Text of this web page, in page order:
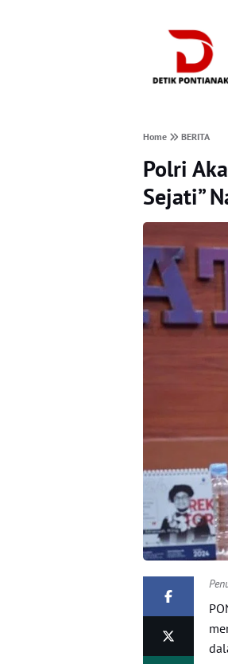
Home BERITA
Polri
Sejati”